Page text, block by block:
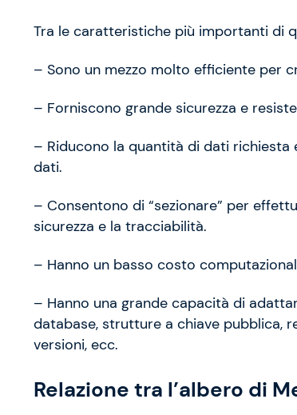
Tra le caratteristiche più importanti di
– Sono un mezzo molto efficiente per
– Forniscono grande sicurezza e
– Riducono la quantità di dati richiesta
dati.
– Consentono di “sezionare” per
sicurezza e la tracciabilità.
– Hanno un basso costo
– Hanno una grande capacità di
database, strutture a chiave pubblica,
versioni, ecc.
Relazione tra l’albero di